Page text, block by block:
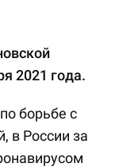
2021 года.
борьбе с
в России за